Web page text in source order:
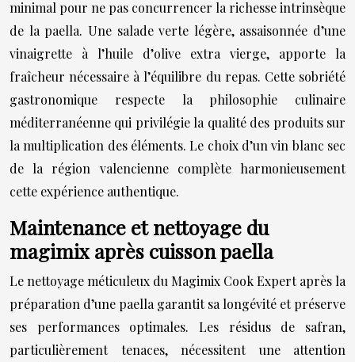
minimal pour ne pas concurrencer la richesse intrinsèque
de la paella. Une salade verte légère, assaisonnée d’une
vinaigrette à l’huile d’olive extra vierge, apporte la
fraîcheur nécessaire à l’équilibre du repas. Cette sobriété
gastronomique respecte la philosophie culinaire
méditerranéenne qui privilégie la qualité des produits sur
la multiplication des éléments. Le choix d’un vin blanc sec
de la région valencienne complète harmonieusement
cette expérience authentique.
Maintenance et nettoyage du
magimix après cuisson paella
Le nettoyage méticuleux du Magimix Cook Expert après la
préparation d’une paella garantit sa longévité et préserve
ses performances optimales. Les résidus de safran,
particulièrement tenaces, nécessitent une attention